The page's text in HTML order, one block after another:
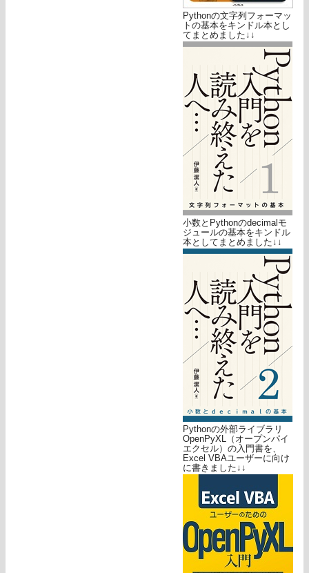
Pythonの文字列フォーマッ
トの基本をキンドル本とし
てまとめました↓↓
小数とPythonのdecimalモ
ジュールの基本をキンドル
本としてまとめました↓↓
Pythonの外部ライブラリ
OpenPyXL（オープンパイ
エクセル）の入門書を、
Excel VBAユーザーに向け
に書きました↓↓